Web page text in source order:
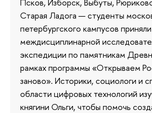
Старая Ладога — студенты
петербургского кампусов
междисциплинарной
экспедиции по памятникам
рамках программы «Открываем
заново». Историки, социологи и
области цифровых технологий
княгини Ольги, чтобы помочь